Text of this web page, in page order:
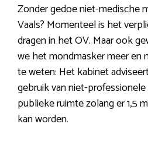
Zonder gedoe niet-medische
Vaals? Momenteel is het
dragen in het OV. Maar ook
we het mondmasker meer en
te weten: Het kabinet
gebruik van niet-
publieke ruimte zolang er 1,5
kan worden.